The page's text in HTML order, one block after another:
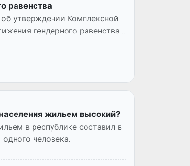
равенства
утверждении Комплексной
гендерного равенства в
жильем высокий?
в республике составил в
человека.